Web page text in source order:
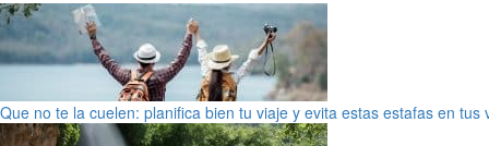
Que no te la cuelen: planifica bien tu viaje y evita estas estafas en tus